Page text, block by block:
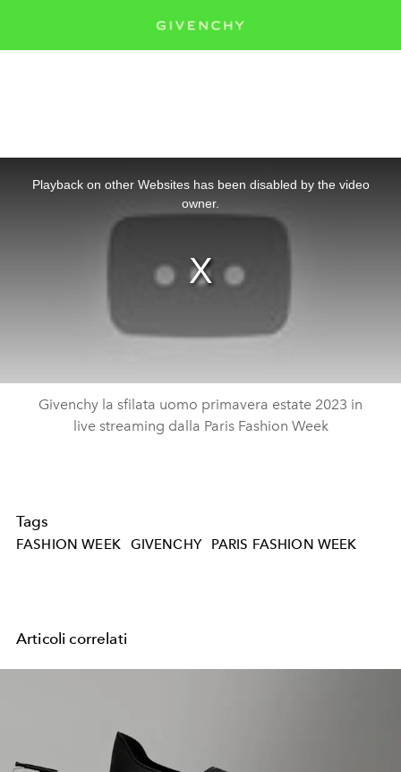
Playback on other Websites has been disabled by the video
owner.
Givenchy la sfilata uomo primavera estate 2023 in
live streaming dalla Paris Fashion Week
Tags
FASHION WEEK GIVENCHY PARIS FASHION WEEK
Articoli correlati